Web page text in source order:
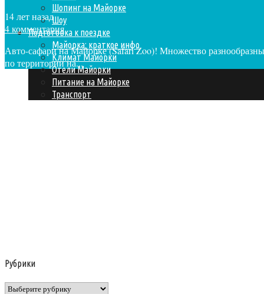
Шопинг на Майорке
Шоу
Подготовка к поездке
Майорка: краткое инфо
Климат Майорки
Отели Майорки
Питание на Майорке
Транспорт
14 лет назад
4 комментария
Авто-сафари на Майорке (Safari Zoo)! Множество
по территории на...
Рубрики
Рубрики